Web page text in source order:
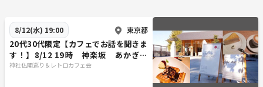
8/12(水) 19:00 東京都
20代30代限定【カフェでお話を聞きま
す！】8/12 19時 神楽坂 あかぎカ
フェ【参加費還元！】
神社仏閣巡り＆レトロカフェ会